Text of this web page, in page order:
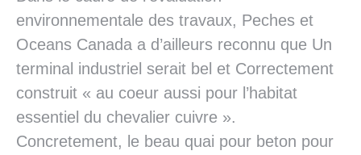
environnementale des travaux, Peches et
Oceans Canada a d’ailleurs reconnu que Un
terminal industriel serait bel et Correctement
construit « au coeur aussi pour l’habitat
essentiel du chevalier cuivre ».
Concretement, le beau quai pour beton pour